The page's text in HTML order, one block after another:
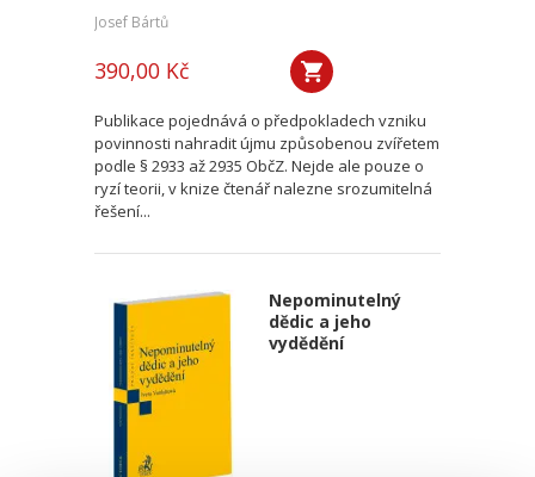
Josef Bártů
390,00 Kč
Publikace pojednává o předpokladech vzniku
povinnosti nahradit újmu způsobenou zvířetem
podle § 2933 až 2935 ObčZ. Nejde ale pouze o
ryzí teorii, v knize čtenář nalezne srozumitelná
řešení...
Nepominutelný
dědic a jeho
vydědění